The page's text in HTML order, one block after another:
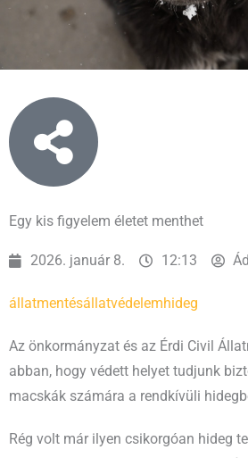
Egy kis figyelem életet menthet
2026. január 8. 12:13
állatmentésállatvédelemhideg
Az önkormányzat és az Érdi Civil
abban, hogy védett helyet tudjunk
macskák számára a rendkívüli
Rég volt már ilyen csikorgóan hideg